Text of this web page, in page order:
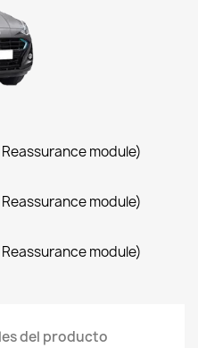
module)
module)
module)
del producto